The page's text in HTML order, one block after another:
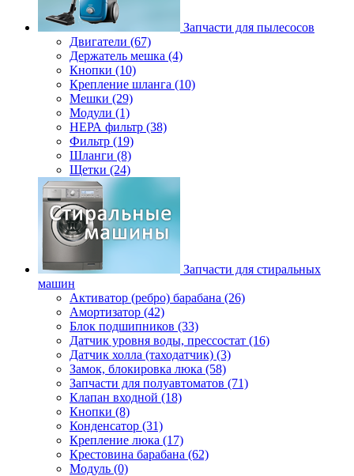
Запчасти для пылесосов
Двигатели (67)
Держатель мешка (4)
Кнопки (10)
Крепление шланга (10)
Мешки (29)
Модули (1)
НЕРА фильтр (38)
Фильтр (19)
Шланги (8)
Щетки (24)
Запчасти для стиральных
машин
Активатор (ребро) барабана (26)
Амортизатор (42)
Блок подшипников (33)
Датчик уровня воды, прессостат (16)
Датчик холла (таходатчик) (3)
Замок, блокировка люка (58)
Запчасти для полуавтоматов (71)
Клапан входной (18)
Кнопки (8)
Конденсатор (31)
Крепление люка (17)
Крестовина барабана (62)
Модуль (0)